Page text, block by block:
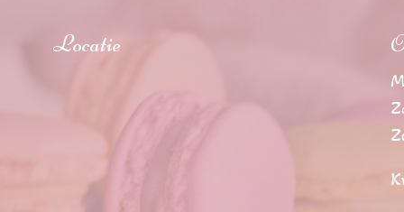
Locatie